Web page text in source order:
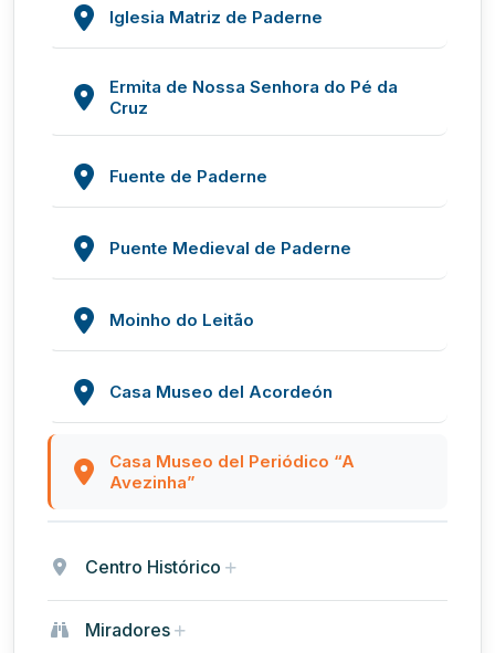
Iglesia Matriz de Paderne
Ermita de Nossa Senhora do Pé da
Cruz
Fuente de Paderne
Puente Medieval de Paderne
Moinho do Leitão
Casa Museo del Acordeón
Casa Museo del Periódico “A
Avezinha”
Centro Histórico
Miradores